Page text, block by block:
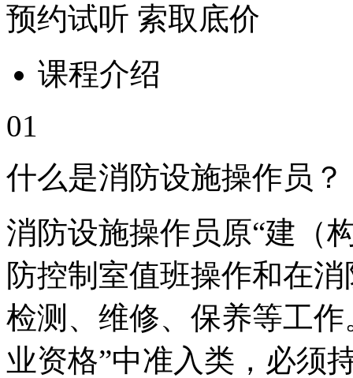
预约试听 索取底价
课程介绍
01
什么是消防设施操作员？
消防设施操作员原“建（
防控制室值班操作和在
检测、维修、保养等工
业资格”中准入类，必须